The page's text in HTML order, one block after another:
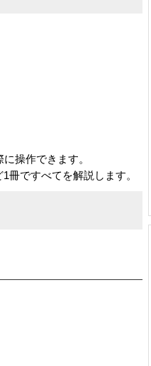
操作できます。
冊ですべてを解説します。